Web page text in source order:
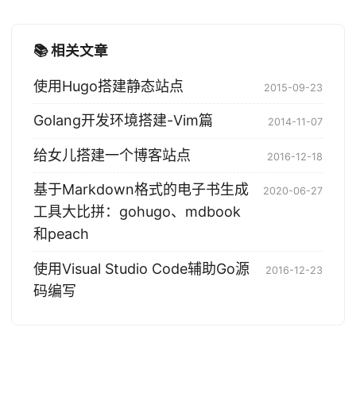
📚 相关文章
使用Hugo搭建静态站点 2015-09-23
Golang开发环境搭建-Vim篇 2014-11-07
给女儿搭建一个博客站点 2016-12-18
基于Markdown格式的电子书生成
工具大比拼：gohugo、mdbook
和peach
2020-06-27
使用Visual Studio Code辅助Go源
码编写
2016-12-23